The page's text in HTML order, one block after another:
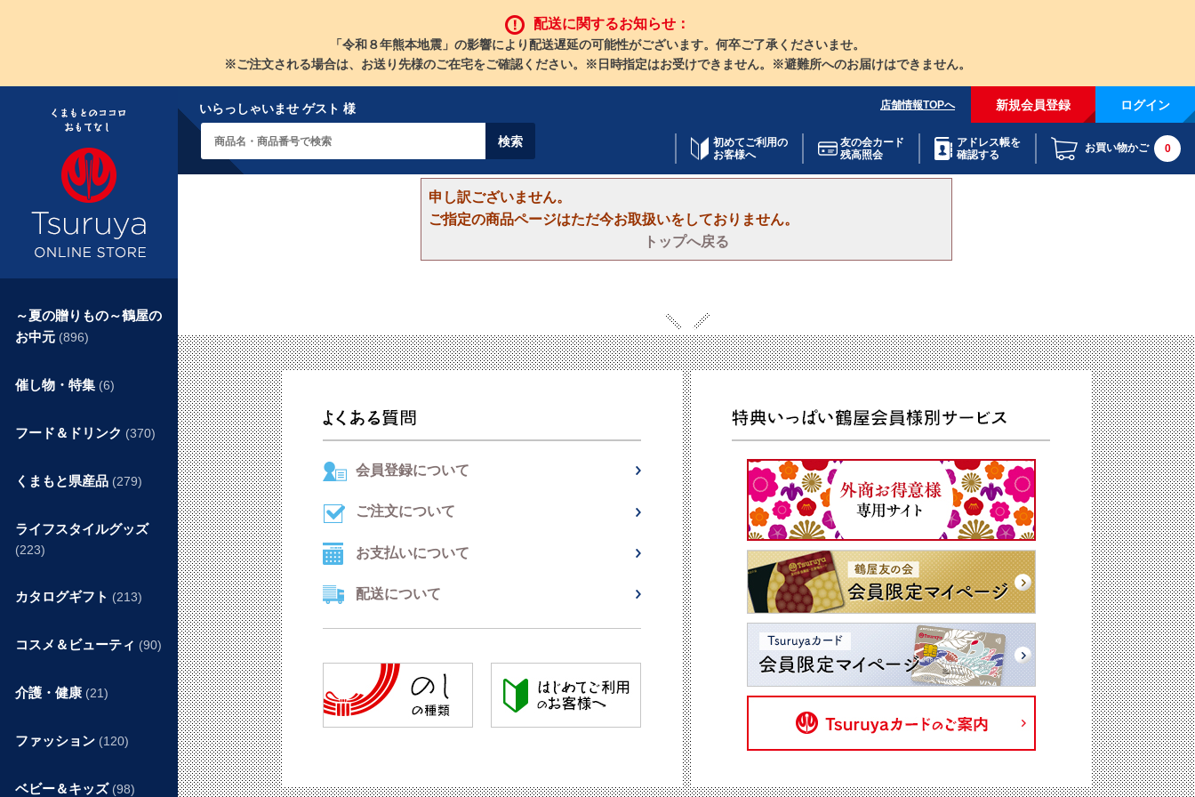
配送に関するお知らせ：
「令和８年熊本地震」の影響により配送遅延の可能性がございます。何卒ご了承くださいませ。
※ご注文される場合は、お送り先様のご在宅をご確認ください。※日時指定はお受けできません。※避難所へのお届けはできません。
いらっしゃいませ ゲスト 様 店舗情報TOPへ 新規会員登録 ログイン
初めてご利用の
お客様へ
友の会カード
残高照会
アドレス帳を
確認する
お買い物かご 0
申し訳ございません。
ご指定の商品ページはただ今お取扱いをしておりません。
トップへ戻る
～夏の贈りもの～鶴屋の
お中元 (896)
催し物・特集 (6)
フード＆ドリンク (370)
くまもと県産品 (279)
ライフスタイルグッズ
(223)
カタログギフト (213)
コスメ＆ビューティ (90)
介護・健康 (21)
ファッション (120)
ベビー＆キッズ (98)
会員登録について
ご注文について
お支払いについて
配送について